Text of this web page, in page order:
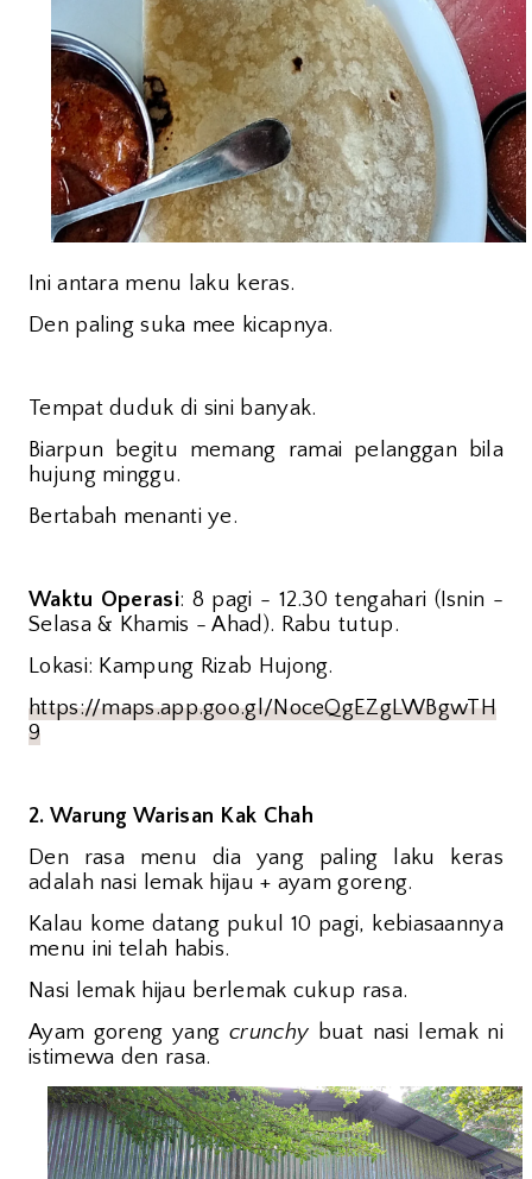
Ini antara menu laku keras.
Den paling suka mee kicapnya.
Tempat duduk di sini banyak.
Biarpun begitu memang ramai pelanggan bila
hujung minggu.
Bertabah menanti ye.
Waktu Operasi: 8 pagi - 12.30 tengahari (Isnin -
Selasa & Khamis - Ahad). Rabu tutup.
Lokasi: Kampung Rizab Hujong.
https://maps.app.goo.gl/NoceQgEZgLWBgwTH
9
2. Warung Warisan Kak Chah
Den rasa menu dia yang paling laku keras
adalah nasi lemak hijau + ayam goreng.
Kalau kome datang pukul 10 pagi, kebiasaannya
menu ini telah habis.
Nasi lemak hijau berlemak cukup rasa.
Ayam goreng yang crunchy buat nasi lemak ni
istimewa den rasa.